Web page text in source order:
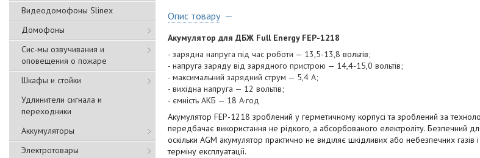
Видеодомофоны Slinex
Домофоны
Сис-мы озвучивания и
оповещения о пожаре
Шкафы и стойки
Удлинители сигнала и
переходники
Аккумуляторы
Электротовары
Опис товару
Акумулятор для ДБЖ Full Energy FEP-1218
- зарядна напруга під час роботи — 13,5-13,8 вольтів;
- напруга заряду від зарядного пристрою — 14,4-15,0 вольтів;
- максимальний зарядний струм — 5,4 А;
- вихідна напруга — 12 вольтів;
- ємність АКБ — 18 А·год
Акумулятор FEP-1218 зроблений у герметичному корпусі та зроблений за
передбачає використання не рідкого, а абсорбованого електроліту. Безпечний
оскільки AGM акумулятор практично не виділяє шкідливих або небезпечних
терміну експлуатації.